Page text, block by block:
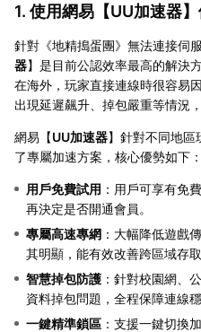
1. 使用網易【UU加速器
針對《地精搗蛋團》無法連接伺
器】是目前公認效率最高的解決
在海外，玩家直接連線時很容易
出現延遲飆升、掉包嚴重等情況
網易【UU加速器】針對不同地
了專屬加速方案，核心優勢如下：
用戶免費試用 ：用戶可享有免
再決定是否開通會員。
專屬高速專網 ：大幅降低遊戲
其明顯，能有效改善跨區域存
智慧掉包防護 ：針對校園網、
資料掉包問題，全程保障連線穩
一鍵精準鎖區 ：支援一鍵切換